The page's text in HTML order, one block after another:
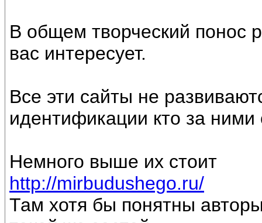
В общем творческий понос
вас интересует.
Все эти сайты не
идентификации кто за ними
Немного выше их стоит
http://mirbudushego.ru/
Там хотя бы понятны